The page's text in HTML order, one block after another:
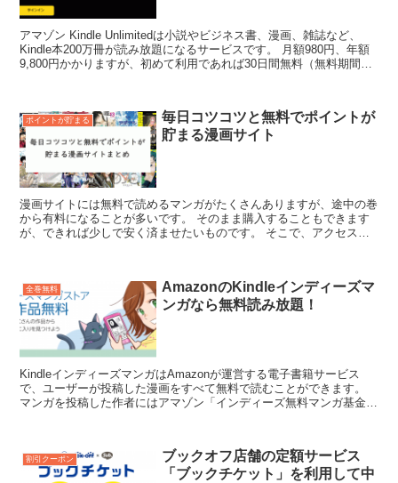
アマゾン Kindle Unlimitedは小説やビジネス書、漫画、雑誌など、
Kindle本200万冊が読み放題になるサービスです。 月額980円、年額
9,800円かかりますが、初めて利用であれば30日間無料（無料期間が
ポイントが貯まる
毎日コツコツと無料でポイントが
貯まる漫画サイト
漫画サイトには無料で読めるマンガがたくさんありますが、途中の巻
から有料になることが多いです。 そのまま購入することもできます
が、できれば少しで安く済ませたいものです。 そこで、アクセスす
全巻無料
AmazonのKindleインディーズマ
ンガなら無料読み放題！
KindleインディーズマンガはAmazonが運営する電子書籍サービス
で、ユーザーが投稿した漫画をすべて無料で読むことができます。
マンガを投稿した作者にはアマゾン「インディーズ無料マンガ基金」
割引クーポン
ブックオフ店舗の定額サービス
「ブックチケット」を利用して中